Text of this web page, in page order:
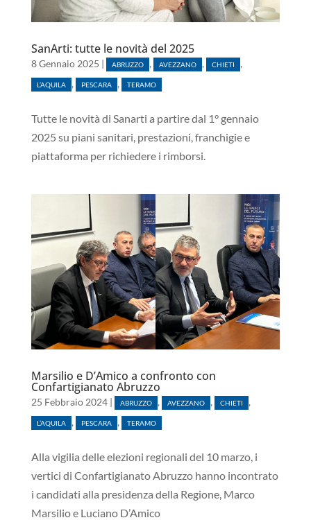
SanArti: tutte le novità del 2025
8 Gennaio 2025 | ABRUZZO , AVEZZANO , CHIETI ,
L’AQUILA , PESCARA , TERAMO
Tutte le novità di Sanarti a partire dal 1° gennaio
2025 su piani sanitari, prestazioni, franchigie e
piattaforma per richiedere i rimborsi.
Marsilio e D’Amico a confronto con
Confartigianato Abruzzo
25 Febbraio 2024| ABRUZZO , AVEZZANO , CHIETI ,
L’AQUILA , PESCARA , TERAMO
Alla vigilia delle elezioni regionali del 10 marzo, i
vertici di Confartigianato Abruzzo hanno incontrato
i candidati alla presidenza della Regione, Marco
Marsilio e Luciano D’Amico